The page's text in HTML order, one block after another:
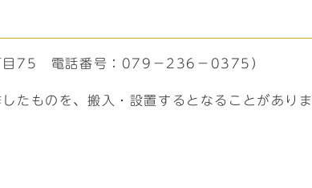
目75 電話番号：079－236－0375）
たものを、搬入・設置するとなることがあり